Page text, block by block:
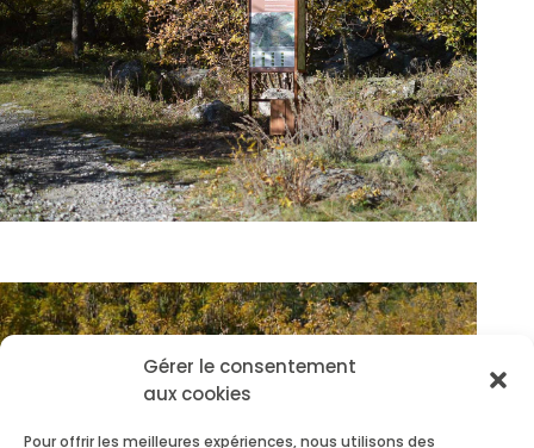
Gérer le consentement
aux cookies
Pour offrir les meilleures expériences, nous utilisons des